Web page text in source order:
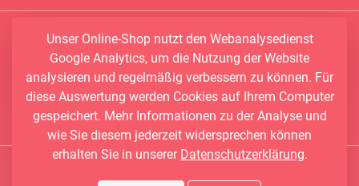
ALIZE Yarns
Bobbel
Bobbiny
Chenille Garne
Himalaya Yarns
Konengarn
Service & Informationen
Konto
Newsletter
Kontakt
Angebote
Händler-Shop
Vertrag widerrufen
Unser Online-Shop nutzt den Webanalysedienst
Google Analytics, um die Nutzung der Website
analysieren und regelmäßig verbessern zu können. Für
diese Auswertung werden Cookies auf Ihrem Computer
gespeichert. Mehr Informationen zu der Analyse und
wie Sie diesem jederzeit widersprechen können
erhalten Sie in unserer Datenschutzerklärung.